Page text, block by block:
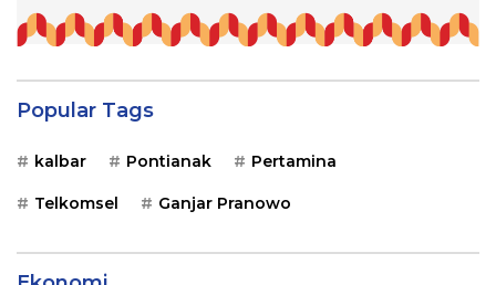
Popular Tags
kalbar Pontianak Pertamina
Telkomsel Ganjar Pranowo